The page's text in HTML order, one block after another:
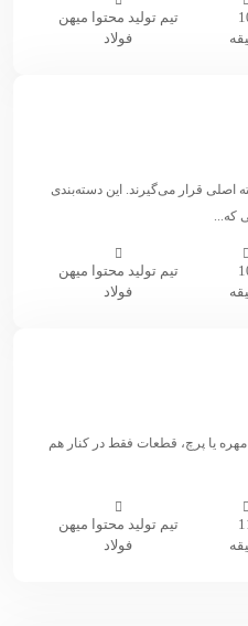
تیم تولید محتوا میهن
فولاد
اصلی قرار می‌گیرند. این دسته‌بندی
که...
تیم تولید محتوا میهن
فولاد
یا پرچ، قطعات فقط در کنار هم
تیم تولید محتوا میهن
فولاد